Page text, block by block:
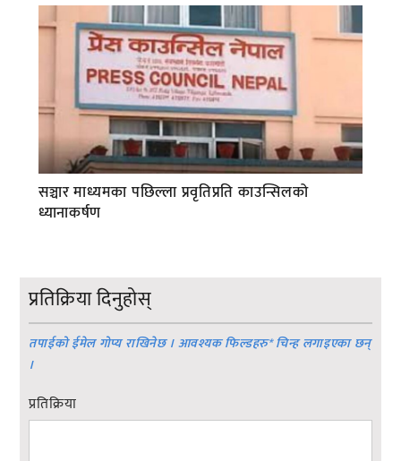
सञ्चार माध्यमका पछिल्ला प्रवृतिप्रति काउन्सिलको
ध्यानाकर्षण
प्रतिक्रिया दिनुहोस्
तपाईको ईमेल गोप्य राखिनेछ । आवश्यक फिल्डहरु*चिन्ह लगाइएका छन्
।
प्रतिक्रिया